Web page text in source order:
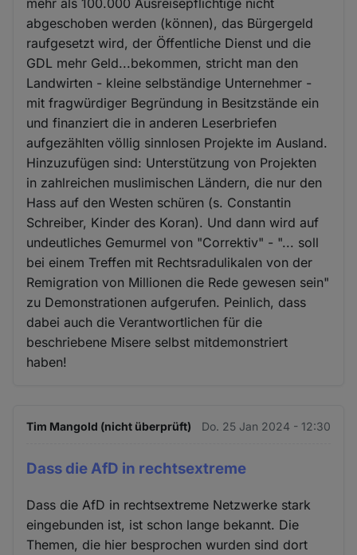
mehr als 100.000 Ausreisepflichtige nicht
abgeschoben werden (können), das Bürgergeld
raufgesetzt wird, der Öffentliche Dienst und die
GDL mehr Geld...bekommen, stricht man den
Landwirten - kleine selbständige Unternehmer -
mit fragwürdiger Begründung in Besitzstände ein
und finanziert die in anderen Leserbriefen
aufgezählten völlig sinnlosen Projekte im Ausland.
Hinzuzufügen sind: Unterstützung von Projekten
in zahlreichen muslimischen Ländern, die nur den
Hass auf den Westen schüren (s. Constantin
Schreiber, Kinder des Koran). Und dann wird auf
undeutliches Gemurmel von "Correktiv" - "... soll
bei einem Treffen mit Rechtsradulikalen von der
Remigration von Millionen die Rede gewesen sein"
zu Demonstrationen aufgerufen. Peinlich, dass
dabei auch die Verantwortlichen für die
beschriebene Misere selbst mitdemonstriert
haben!
Tim Mangold (nicht überprüft) Do. 25 Jan 2024 - 12:30
Dass die AfD in rechtsextreme
Dass die AfD in rechtsextreme Netzwerke stark
eingebunden ist, ist schon lange bekannt. Die
Themen, die hier besprochen wurden sind dort